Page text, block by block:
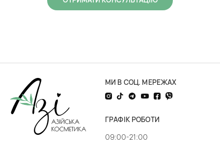
МИ В СОЦ. МЕРЕЖАХ
ГРАФІК РОБОТИ
09:00-21:00